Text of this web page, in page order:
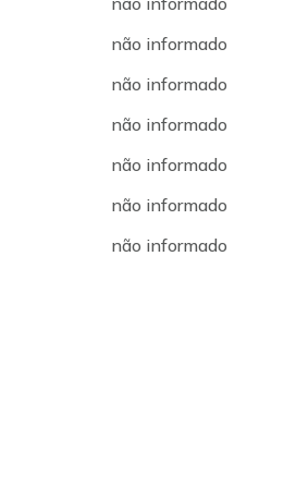
não informado
não informado
não informado
não informado
não informado
não informado